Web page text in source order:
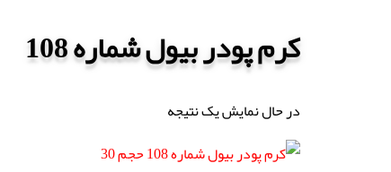
کرم پودر بیول شماره 108
در حال نمایش یک نتیجه